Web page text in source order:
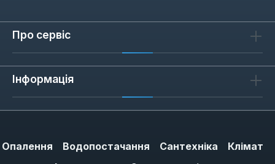
Про сервіс
Інформація
Опалення Водопостачання Сантехніка
Клімат